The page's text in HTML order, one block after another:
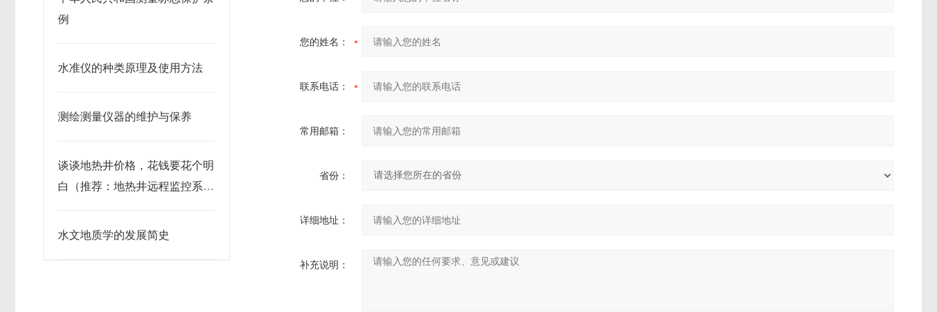
例
水准仪的种类原理及使用方法
测绘测量仪器的维护与保养
谈谈地热井价格，花钱要花个明
白（推荐：地热井远程监控系
水文地质学的发展简史
您的姓名：
联系电话：
常用邮箱：
省份：
详细地址：
补充说明：